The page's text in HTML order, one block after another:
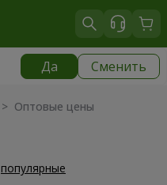
Да Сменить
> Оптовые цены
популярные